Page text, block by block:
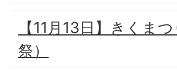
【11月13日】きくま
祭）